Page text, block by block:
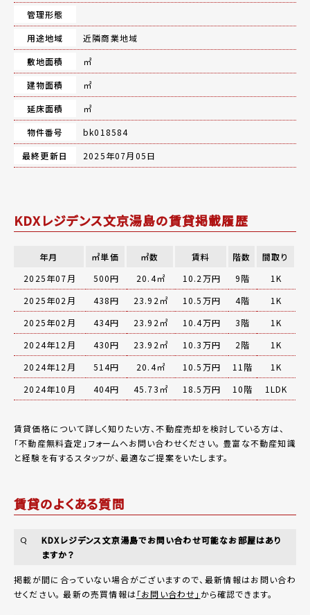
管理形態
用途地域
近隣商業地域
敷地面積
㎡
建物面積
㎡
延床面積
㎡
物件番号
bk018584
最終更新日
2025年07月05日
KDXレジデンス文京湯島の賃貸掲載履歴
年月 ㎡単価 ㎡数 賃料 階数
間取り
2025年07月
500円 20.4㎡ 10.2万円 9階
1K
2025年02月
438円 23.92㎡ 10.5万円 4階
1K
2025年02月
434円 23.92㎡ 10.4万円 3階
1K
2024年12月
430円 23.92㎡ 10.3万円 2階
1K
2024年12月
514円 20.4㎡ 10.5万円 11階
1K
2024年10月
404円 45.73㎡ 18.5万円 10階 1LDK
賃貸価格について詳しく知りたい方、不動産売却を検討している方は、
「不動産無料査定 」フォームへお問い合わせください。 豊富な不動産知識
と経験を有するスタッフが、最適なご提案をいたします。
賃貸のよくある質問
Q
KDXレジデンス文京湯島でお問い合わせ可能なお部屋はあり
ますか？
掲載が間に合っていない場合がございますので、最新情報はお問い合わ
せください。 最新の売買情報は「お問い合わせ」 から確認できます。